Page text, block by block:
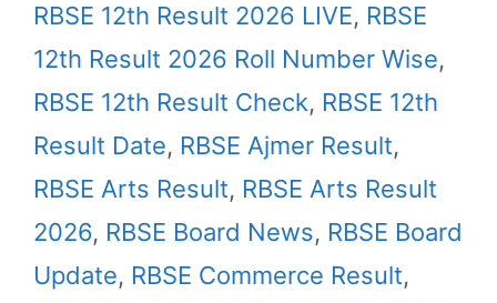
RBSE 12th Result 2026 LIVE, RBSE
12th Result 2026 Roll Number Wise,
RBSE 12th Result Check, RBSE 12th
Result Date, RBSE Ajmer Result,
RBSE Arts Result, RBSE Arts Result
2026, RBSE Board News, RBSE Board
Update, RBSE Commerce Result,